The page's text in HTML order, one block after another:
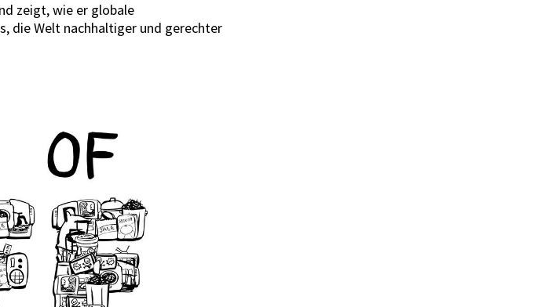
zeigt, wie er globale
die Welt nachhaltiger und gerechter